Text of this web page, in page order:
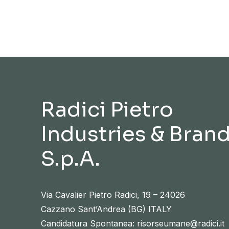
Radici Pietro
Industries &
S.p.A.
Via Cavalier Pietro Radici, 19 – 24026
Cazzano Sant’Andrea (BG) ITALY
Candidatura Spontanea: risorseumane@radici.it